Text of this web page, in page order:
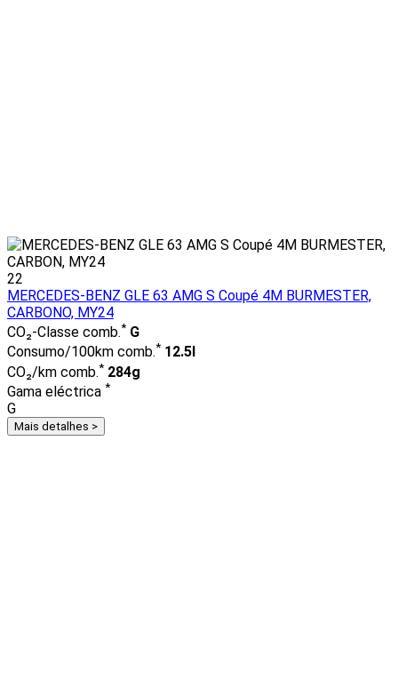
22
MERCEDES-BENZ GLE 63 AMG S Coupé 4M BURMESTER,
CARBONO, MY24
CO₂-Classe comb.* G
Consumo/100km comb.* 12.5l
CO₂/km comb.* 284g
Gama eléctrica *
G
Mais detalhes >